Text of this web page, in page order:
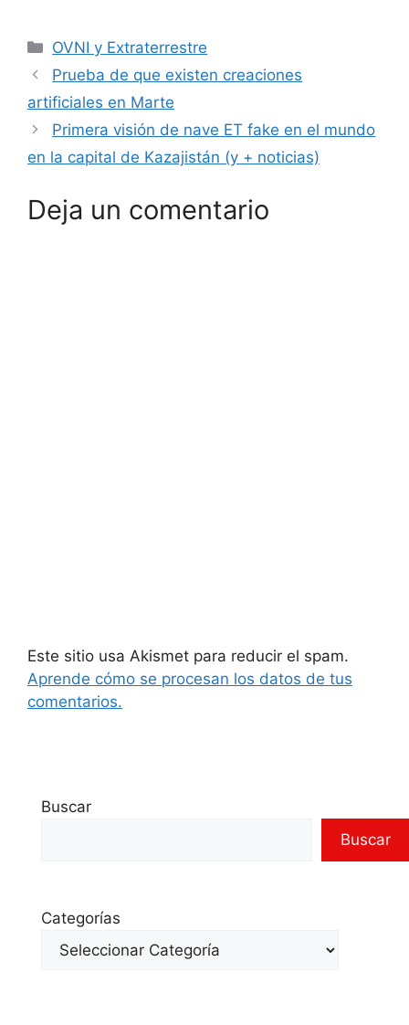
Categorías
OVNI y Extraterrestre
Prueba de que existen creaciones
artificiales en Marte
Primera visión de nave ET fake en el mundo
en la capital de Kazajistán (y + noticias)
Deja un comentario
Este sitio usa Akismet para reducir el spam.
Aprende cómo se procesan los datos de tus
comentarios.
Buscar
Buscar
Categorías